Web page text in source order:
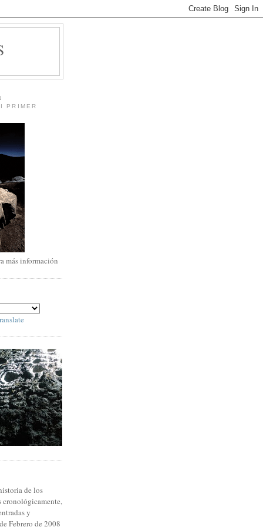
PRIMER
más información
de los
cronológicamente,
y
Febrero de 2008